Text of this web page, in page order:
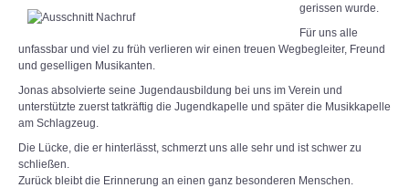
gerissen wurde.
Für uns alle
unfassbar und viel zu früh verlieren wir einen treuen Wegbegleiter, Freund
und geselligen Musikanten.
Jonas absolvierte seine Jugendausbildung bei uns im Verein und
unterstützte zuerst tatkräftig die Jugendkapelle und später die Musikkapelle
am Schlagzeug.
Die Lücke, die er hinterlässt, schmerzt uns alle sehr und ist schwer zu
schließen.
Zurück bleibt die Erinnerung an einen ganz besonderen Menschen.